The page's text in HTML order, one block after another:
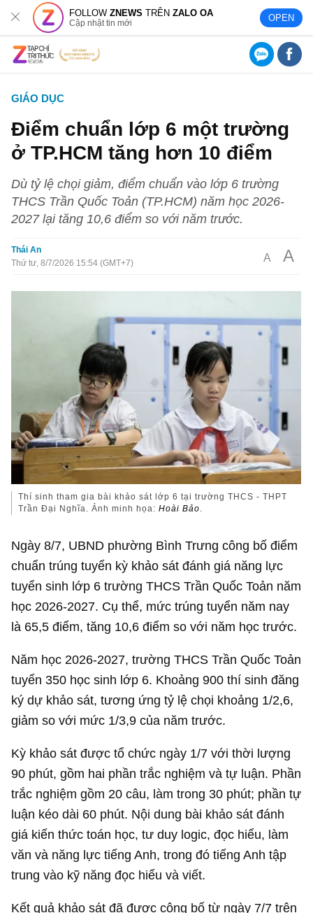
FOLLOWZNEWS TRÊNZALO OA
Cập nhật tin mới OPEN
GIÁO DỤC
Điểm chuẩn lớp 6 một trường
ở TP.HCM tăng hơn 10 điểm
Dù tỷ lệ chọi giảm, điểm chuẩn vào lớp 6 trường
THCS Trần Quốc Toản (TP.HCM) năm học 2026-
2027 lại tăng 10,6 điểm so với năm trước.
Thái An
Thứ tư, 8/7/2026 15:54 (GMT+7)
A A
Thí sinh tham gia bài khảo sát lớp 6 tại trường THCS - THPT
Trần Đại Nghĩa. Ảnh minh họa:Hoài Bảo.
Ngày 8/7, UBND phường Bình Trưng công bố điểm
chuẩn trúng tuyển kỳ khảo sát đánh giá năng lực
tuyển sinh lớp 6 trường THCS Trần Quốc Toản năm
học 2026-2027. Cụ thể, mức trúng tuyển năm nay
là 65,5 điểm, tăng 10,6 điểm so với năm học trước.
Năm học 2026-2027, trường THCS Trần Quốc Toản
tuyển 350 học sinh lớp 6. Khoảng 900 thí sinh đăng
ký dự khảo sát, tương ứng tỷ lệ chọi khoảng 1/2,6,
giảm so với mức 1/3,9 của năm trước.
Kỳ khảo sát được tổ chức ngày 1/7 với thời lượng
90 phút, gồm hai phần trắc nghiệm và tự luận. Phần
trắc nghiệm gồm 20 câu, làm trong 30 phút; phần tự
luận kéo dài 60 phút. Nội dung bài khảo sát đánh
giá kiến thức toán học, tư duy logic, đọc hiểu, làm
văn và năng lực tiếng Anh, trong đó tiếng Anh tập
trung vào kỹ năng đọc hiểu và viết.
Kết quả khảo sát đã được công bố từ ngày 7/7 trên